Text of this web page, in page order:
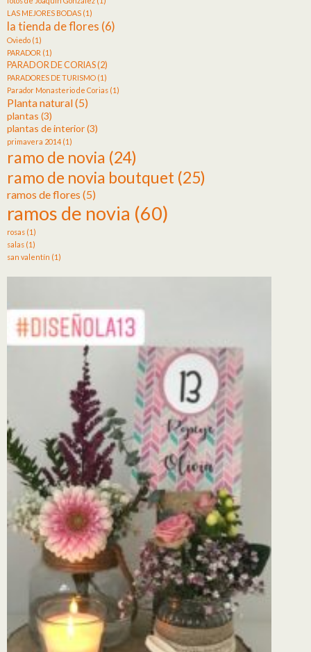
LAS MEJORES BODAS (1)
la tienda de flores (6)
Oviedo (1)
PARADOR (1)
PARADOR DE CORIAS(2)
PARADORES DE TURISMO (1)
Parador Monasterio de Corias (1)
Planta natural(5)
plantas (3)
plantas de interior(3)
primavera 2014(1)
ramo de novia (24)
ramo de novia boutquet (25)
ramos de flores (5)
ramos de novia (60)
rosas (1)
salas (1)
san valentín (1)